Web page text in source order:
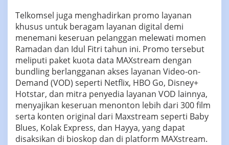
Telkomsel juga menghadirkan promo layanan
khusus untuk beragam layanan digital demi
menemani keseruan pelanggan melewati momen
Ramadan dan Idul Fitri tahun ini. Promo tersebut
meliputi paket kuota data MAXstream dengan
bundling berlangganan akses layanan Video-on-
Demand (VOD) seperti Netflix, HBO Go, Disney+
Hotstar, dan mitra penyedia layanan VOD lainnya,
menyajikan keseruan menonton lebih dari 300 film
serta konten original dari Maxstream seperti Baby
Blues, Kolak Express, dan Hayya, yang dapat
disaksikan di bioskop dan di platform MAXstream.